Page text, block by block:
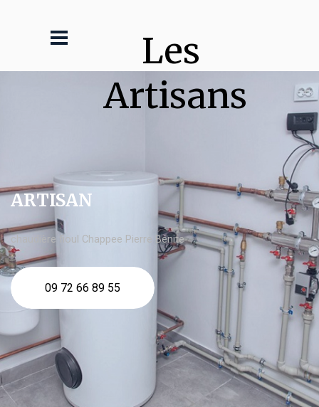
Les
Artisans
ARTISAN
chaudière fioul Chappee Pierre Bénite
09 72 66 89 55